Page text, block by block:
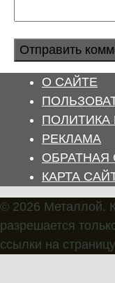
О САЙТЕ
РЕКЛАМА
ОБРАТНАЯ
КАРТА
© 2026 Металлой.
разрешается
ссылки на